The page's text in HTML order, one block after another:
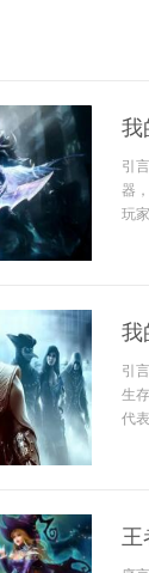
我
引
器
玩
我
引
生
代
王